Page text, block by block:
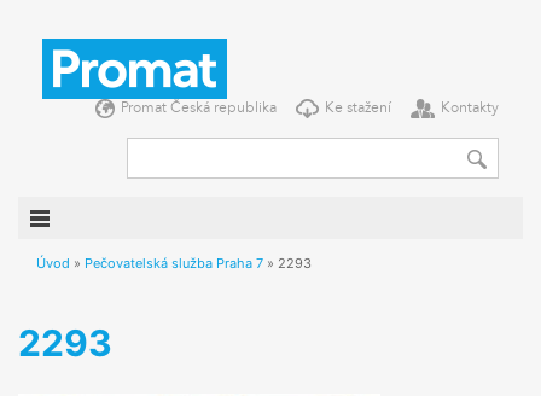
Promat Česká republika Ke stažení Kontakty
NOVINKY
PRODUKTY
REFERENCE
SEMINÁŘE
O NÁS
Úvod » Pečovatelská služba Praha 7 » 2293
2293